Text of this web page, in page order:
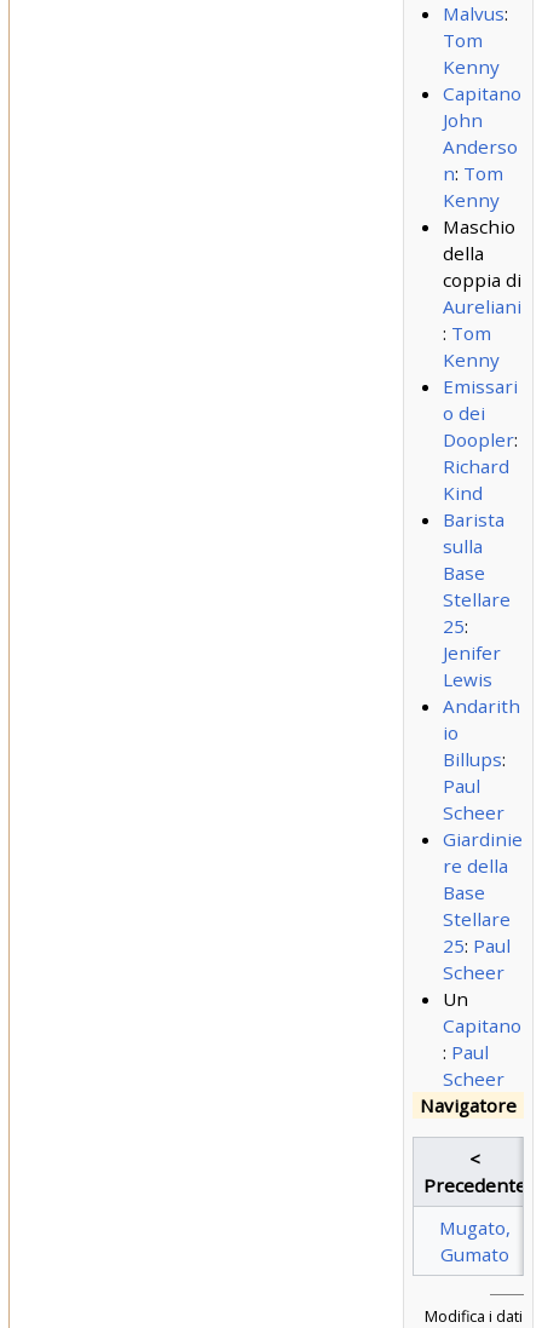
Malvus:
Tom
Kenny
Capitano
John
Anderso
n: Tom
Kenny
Maschio
della
coppia di
Aureliani
: Tom
Kenny
Emissari
o dei
Doopler:
Richard
Kind
Barista
sulla
Base
Stellare
25:
Jenifer
Lewis
Andarith
io
Billups:
Paul
Scheer
Giardinie
re della
Base
Stellare
25: Paul
Scheer
Un
Capitano
: Paul
Scheer
Navigatore
<
Precedente
Mugato,
Gumato
Modifica i dati